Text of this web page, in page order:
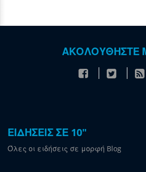
ΑΚΟΛΟΥΘΗΣΤΕ
ΕΙΔΗΣΕΙΣ ΣΕ 10"
Όλες οι ειδήσεις σε μορφή Blog